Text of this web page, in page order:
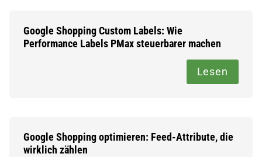
Google Shopping Custom Labels: Wie
Performance Labels PMax steuerbarer machen
Lesen
Google Shopping optimieren: Feed-Attribute, die
wirklich zählen